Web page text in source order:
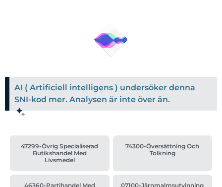
AI ( Artificiell intelligens ) undersöker denna
SNI-kod mer. Analysen är inte över än.
47299-Övrig Specialiserad
Butikshandel Med
Livsmedel
74300-Översättning Och
Tolkning
46360-Partihandel Med 07100-Järnmalmsutvinning